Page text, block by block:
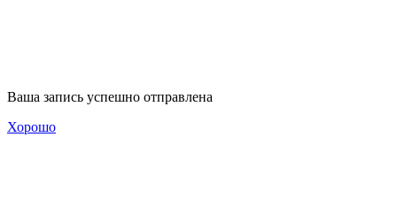
Ваша запись успешно отправлена
Хорошо